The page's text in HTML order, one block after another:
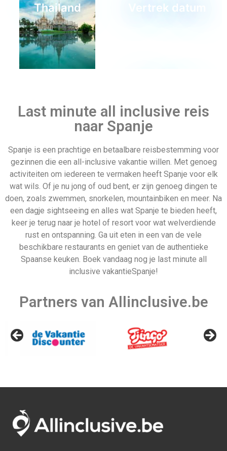
Thailand Vertrek datum
Albanië Oostenrijk
Last minute 3 mei
Last minute all inclusive reis
naar Spanje
Spanje is een prachtige en betaalbare reisbestemming voor
gezinnen die een all-inclusive vakantie willen. Met genoeg
activiteiten om iedereen te vermaken heeft Spanje voor elk
wat wils. Of je nu jong of oud bent, er zijn genoeg dingen te
doen, zoals zwemmen, snorkelen, mountainbiken en meer. Na
een dagje sightseeing en alles wat Spanje te bieden heeft,
keer je terug naar je hotel of resort voor wat welverdiende
rust en ontspanning. Ga uit eten in een van de vele
beschikbare restaurants en geniet van de authentieke
Spaanse keuken. Boek vandaag nog je last minute all
inclusive vakantieSpanje!
Partners van Allinclusive.be